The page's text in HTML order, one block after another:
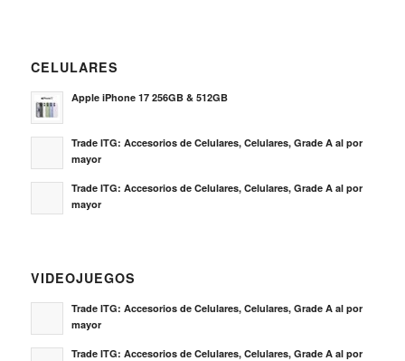
CELULARES
Apple iPhone 17 256GB & 512GB
Trade ITG: Accesorios de Celulares, Celulares, Grade A al por
mayor
Trade ITG: Accesorios de Celulares, Celulares, Grade A al por
mayor
VIDEOJUEGOS
Trade ITG: Accesorios de Celulares, Celulares, Grade A al por
mayor
Trade ITG: Accesorios de Celulares, Celulares, Grade A al por